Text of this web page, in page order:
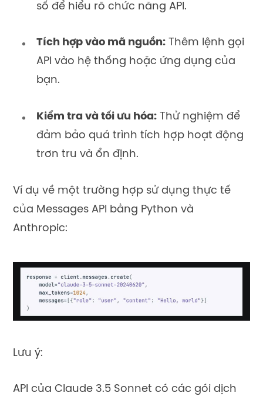
số để hiểu rõ chức năng API.
Tích hợp vào mã nguồn: Thêm lệnh gọi
API vào hệ thống hoặc ứng dụng của
bạn.
Kiểm tra và tối ưu hóa: Thử nghiệm để
đảm bảo quá trình tích hợp hoạt động
trơn tru và ổn định.
Ví dụ về một trường hợp sử dụng thực tế
của Messages API bằng Python và
Anthropic:
Lưu ý:
API của Claude 3.5 Sonnet có các gói dịch